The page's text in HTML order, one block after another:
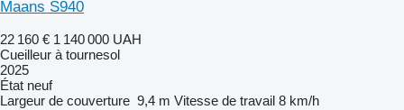
Maans S940
22 160 € 1 140 000 UAH
Cueilleur à tournesol
2025
État neuf
Largeur de couverture 9,4 m Vitesse de travail 8 km/h